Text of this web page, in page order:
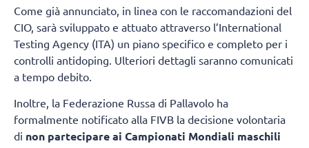
Come già annunciato, in linea con le raccomandazioni del
CIO, sarà sviluppato e attuato attraverso l’International
Testing Agency (ITA) un piano specifico e completo per i
controlli antidoping. Ulteriori dettagli saranno comunicati
a tempo debito.
Inoltre, la Federazione Russa di Pallavolo ha
formalmente notificato alla FIVB la decisione volontaria
di non partecipare ai Campionati Mondiali maschili